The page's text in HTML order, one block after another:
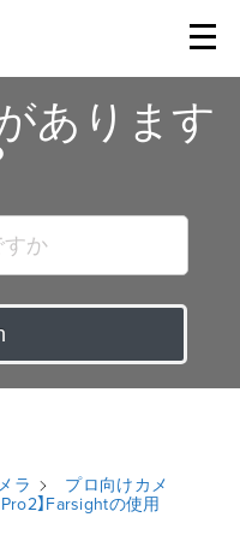
あります
ラ
プロ向けカメ
】Farsightの使用